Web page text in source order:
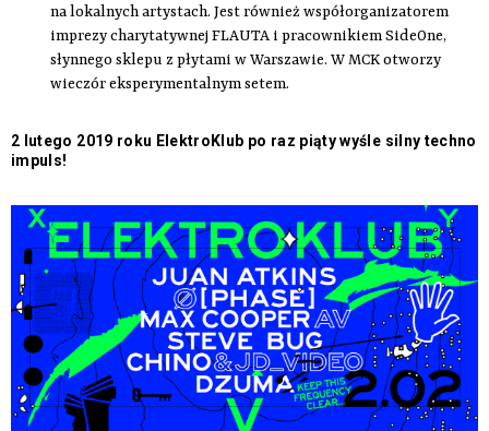
na lokalnych artystach. Jest również współorganizatorem
imprezy charytatywnej FLAUTA i pracownikiem SideOne,
słynnego sklepu z płytami w Warszawie. W MCK otworzy
wieczór eksperymentalnym setem.
2 lutego 2019 roku ElektroKlub po raz piąty wyśle silny techno
impuls!